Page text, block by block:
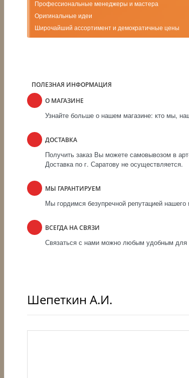
Профессиональные менеджеры и мастера
Оригинальные идеи
Широчайший ассортимент и демократичные цены
ПОЛЕЗНАЯ ИНФОРМАЦИЯ
О МАГАЗИНЕ
Узнайте больше о нашем магазине: кто мы,
ДОСТАВКА
Получить заказ Вы можете самовывозом в
Доставка по г. Саратову не осуществляется.
МЫ ГАРАНТИРУЕМ
Мы гордимся безупречной репутацией
ВСЕГДА НА СВЯЗИ
Связаться с нами можно любым удобным для
Шепеткин А.И.